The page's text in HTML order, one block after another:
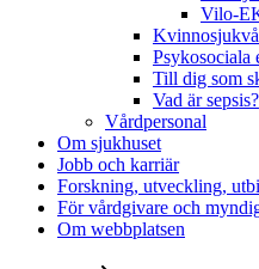
Vilo-
Psykosociala
Till dig som
Vad är sepsis?
Vårdpersonal
Om sjukhuset
Jobb och karriär
Forskning, utveckling,
För vårdgivare och
Om webbplatsen